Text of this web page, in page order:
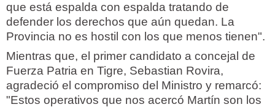
que está espalda con espalda tratando de
defender los derechos que aún quedan. La
Provincia no es hostil con los que menos tienen".
Mientras que, el primer candidato a concejal de
Fuerza Patria en Tigre, Sebastian Rovira,
agradeció el compromiso del Ministro y remarcó:
"Estos operativos que nos acercó Martín son los